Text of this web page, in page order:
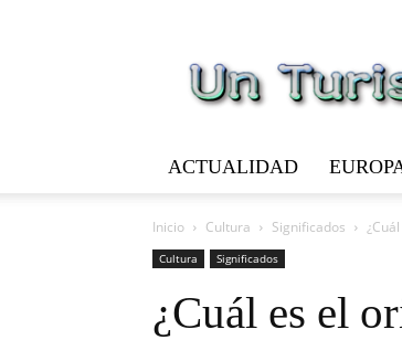
Turista
ACTUALIDAD
Inicio Cultura Significados
Cultura Significados
¿Cuál es el